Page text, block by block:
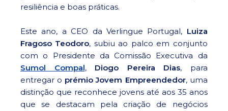
resiliência e boas práticas.
Este ano, a CEO da Verlingue Portugal, Luiza
Fragoso Teodoro, subiu ao palco em conjunto
com o Presidente da Comissão Executiva da
Sumol Compal, Diogo Pereira Dias, para
entregar o prémio Jovem Empreendedor, uma
distinção que reconhece jovens até aos 35 anos
que se destacam pela criação de negócios